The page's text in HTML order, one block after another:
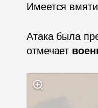
Имеется
Атака была
отмечает